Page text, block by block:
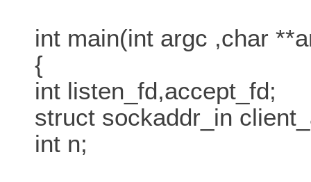
int main(int argc ,char
{
int listen_fd,accept_fd;
struct sockaddr_in
int n;